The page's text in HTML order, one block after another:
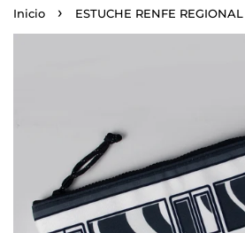
Inicio › ESTUCHE RENFE REGIONAL